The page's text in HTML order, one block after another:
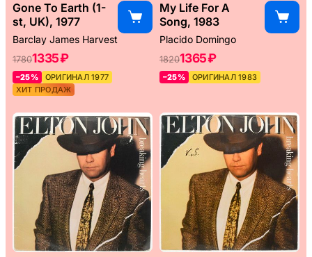
Gone To Earth (1-
st, UK), 1977
Barclay James Harvest
17801335 ₽
–25%
ОРИГИНАЛ 1977
ХИТ ПРОДАЖ
My Life For A
Song, 1983
Placido Domingo
18201365 ₽
–25% ОРИГИНАЛ 1983